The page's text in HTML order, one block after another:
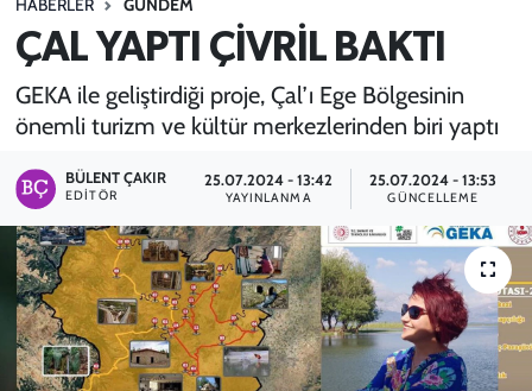
HABERLER GÜNDEM
ÇAL YAPTI ÇİVRİL BAKTI
GEKA ile geliştirdiği proje, Çal’ı Ege Bölgesinin
önemli turizm ve kültür merkezlerinden biri yaptı
BÜLENT ÇAKIR
EDITÖR
25.07.2024 - 13:42
YAYINLANMA
25.07.2024 - 13:53
GÜNCELLEME
SPOR
TEKNOLOJİ
YAŞAM